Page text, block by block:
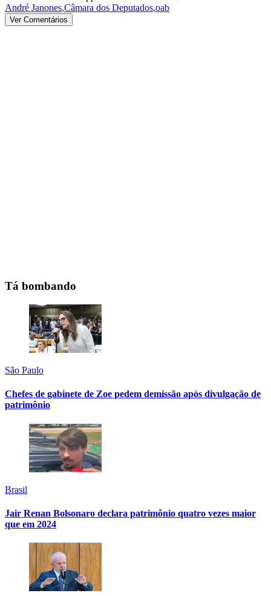
André Janones,Câmara dos Deputados,oab
Ver Comentários
Tá bombando
São Paulo
Chefes de gabinete de Zoe pedem demissão após divulgação de
patrimônio
Brasil
Jair Renan Bolsonaro declara patrimônio quatro vezes maior
que em 2024